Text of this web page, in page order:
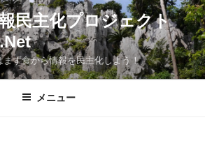
民主化プロジェクト
ず食から情報を民主化しよう！
メニュー